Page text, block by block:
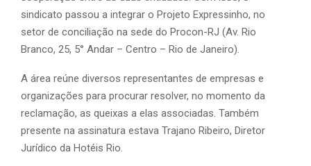
sindicato passou a integrar o Projeto Expressinho, no
setor de conciliação na sede do Procon-RJ (Av. Rio
Branco, 25, 5° Andar – Centro – Rio de Janeiro).
A área reúne diversos representantes de empresas e
organizações para procurar resolver, no momento da
reclamação, as queixas a elas associadas. Também
presente na assinatura estava Trajano Ribeiro, Diretor
Jurídico da Hotéis Rio.